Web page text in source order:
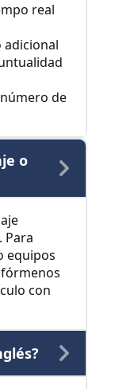
real
adicional
de
o
Para
equipos
con